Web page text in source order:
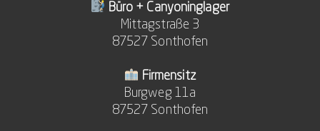
Büro + Canyoninglager
Mittagstraße 3
87527 Sonthofen
Firmensitz
Burgweg 11a
87527 Sonthofen